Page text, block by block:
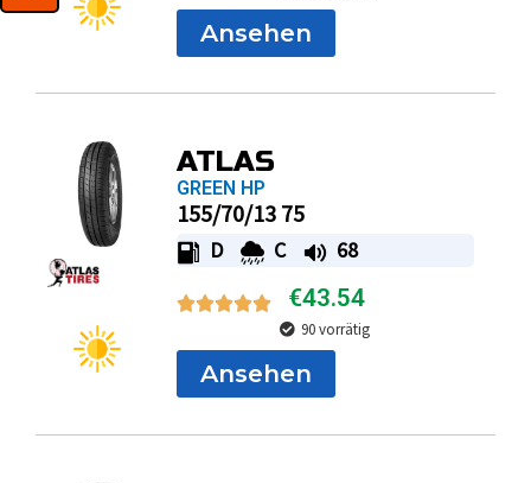
Ansehen
ATLAS
GREEN HP
155/70/13 75
D C 68
€43.54
90 vorrätig
Ansehen